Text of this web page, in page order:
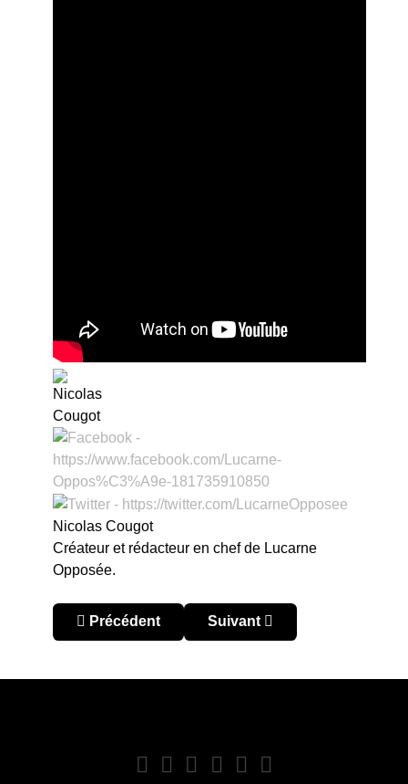
Nicolas Cougot
Créateur et rédacteur en chef de Lucarne
Opposée.
Article précédent : Ligue des Champions de la
Précédent Article suivant : Ligue des
Suivant